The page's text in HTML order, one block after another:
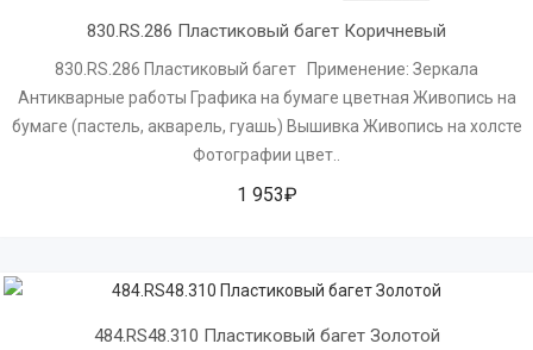
830.RS.286 Пластиковый багет Коричневый
830.RS.286 Пластиковый багет Применение: Зеркала
Антикварные работы Графика на бумаге цветная Живопись на
бумаге (пастель, акварель, гуашь) Вышивка Живопись на холсте
Фотографии цвет..
1 953₽
484.RS48.310 Пластиковый багет Золотой